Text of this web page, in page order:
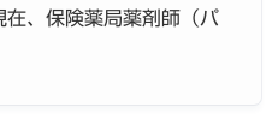
、保険薬局薬剤師（パ